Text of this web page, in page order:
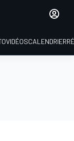
VIDÉOSCALENDRIER